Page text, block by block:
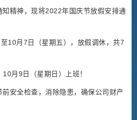
精神，现将2022年国庆节放假安排通
10月7日（星期五），放假调休，共7
月9日（星期日）上班！
安全检查，消除隐患，确保公司财产